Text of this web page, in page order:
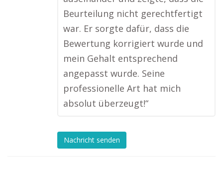
Beurteilung nicht gerechtfertigt
war. Er sorgte dafür, dass die
Bewertung korrigiert wurde und
mein Gehalt entsprechend
angepasst wurde. Seine
professionelle Art hat mich
absolut überzeugt!“
Nachricht senden